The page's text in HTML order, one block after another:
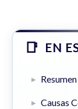
EN
Resumen
Causas